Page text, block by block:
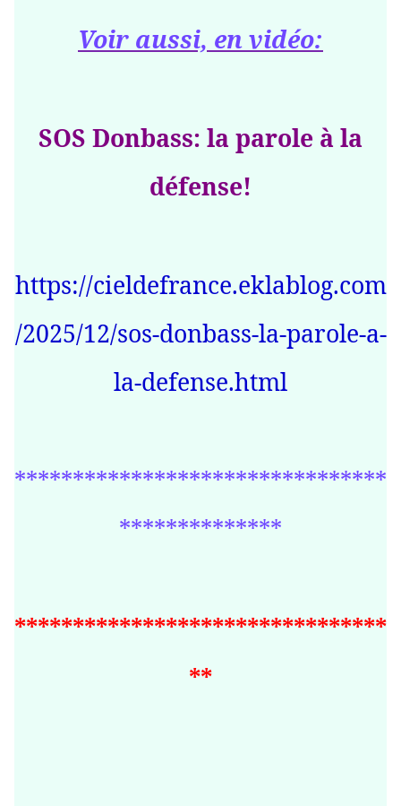
Voir aussi, en vidéo:
SOS Donbass: la parole à la
défense!
https://cieldefrance.eklablog.com
/2025/12/sos-donbass-la-parole-a-
la-defense.html
********************************
**************
********************************
**